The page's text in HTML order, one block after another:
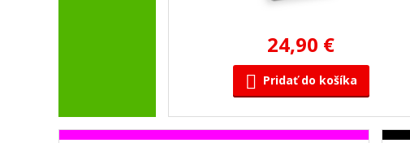
24,90 €
Pridať do košíka